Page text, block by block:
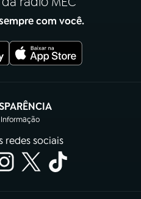
com você.
(abre em nova aba)
redes sociais